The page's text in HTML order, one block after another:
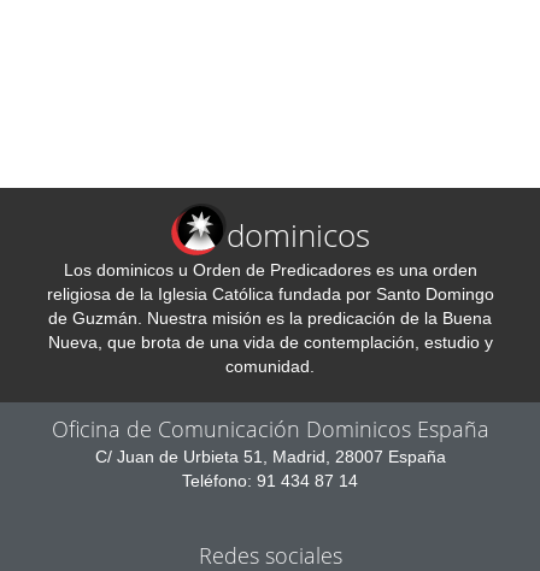
dominicos
Los dominicos u Orden de Predicadores es una orden
religiosa de la Iglesia Católica fundada por Santo Domingo
de Guzmán. Nuestra misión es la predicación de la Buena
Nueva, que brota de una vida de contemplación, estudio y
comunidad.
Oficina de Comunicación Dominicos España
C/ Juan de Urbieta 51, Madrid, 28007 España
Teléfono: 91 434 87 14
Redes sociales